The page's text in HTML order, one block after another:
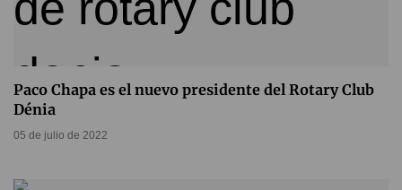
Paco Chapa es el nuevo presidente del Rotary Club
Dénia
05 de julio de 2022